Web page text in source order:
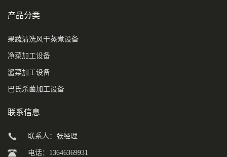
产品分类
果蔬清洗风干蒸煮设备
净菜加工设备
酱菜加工设备
巴氏杀菌加工设备
联系信息
联系人：张经理
电话：13646369931